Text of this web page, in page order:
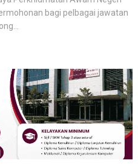
bagi pelbagai jawatan